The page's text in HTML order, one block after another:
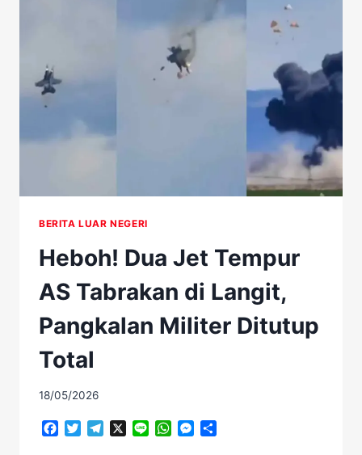
DEMONSTRAN,
MENDADAK
BERITA LUAR NEGERI
Heboh! Dua Jet Tempur
AS Tabrakan di Langit,
Pangkalan Militer Ditutup
Total
18/05/2026
Facebook
TwitterTelegramLine WhatsAppMessenger